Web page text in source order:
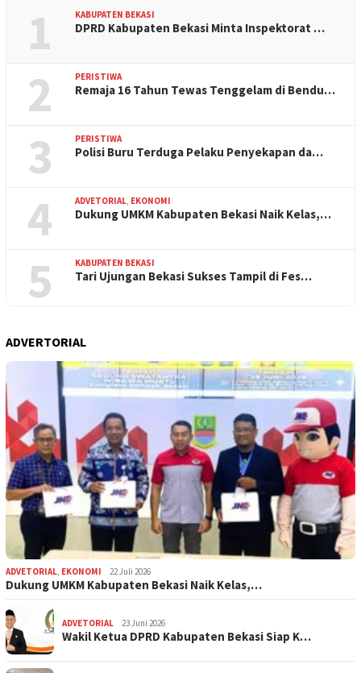
1 KABUPATEN BEKASI
DPRD Kabupaten Bekasi Minta Inspektorat …
2 PERISTIWA
Remaja 16 Tahun Tewas Tenggelam di Bendu…
3 PERISTIWA
Polisi Buru Terduga Pelaku Penyekapan da…
4 ADVETORIAL, EKONOMI
Dukung UMKM Kabupaten Bekasi Naik Kelas,…
5 KABUPATEN BEKASI
Tari Ujungan Bekasi Sukses Tampil di Fes…
ADVERTORIAL
ADVETORIAL EKONOMI 22 Juli 2026
Dukung UMKM Kabupaten Bekasi Naik Kelas,…
ADVETORIAL 23 Juni 2026
Wakil Ketua DPRD Kabupaten Bekasi Siap K…